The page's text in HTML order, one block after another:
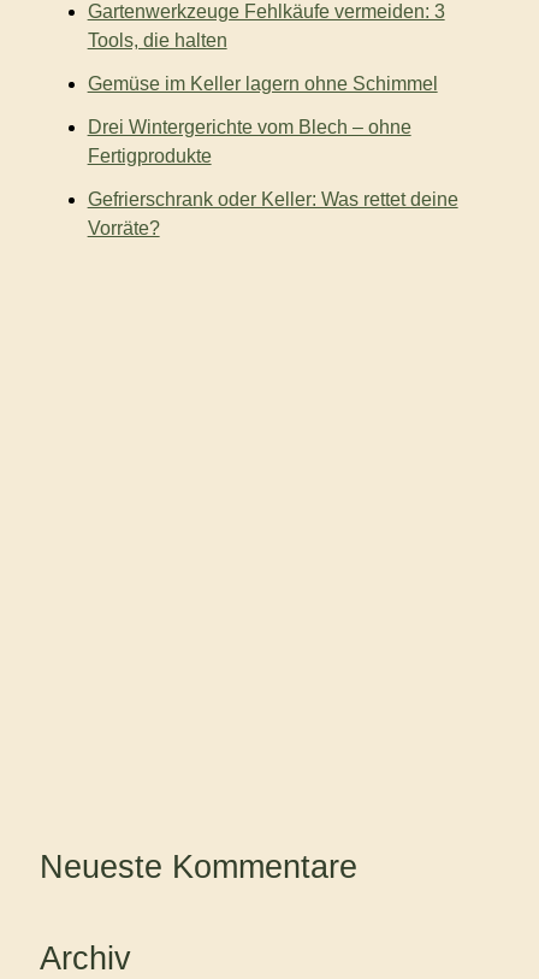
Gartenwerkzeuge Fehlkäufe vermeiden: 3
Tools, die halten
Gemüse im Keller lagern ohne Schimmel
Drei Wintergerichte vom Blech – ohne
Fertigprodukte
Gefrierschrank oder Keller: Was rettet deine
Vorräte?
Neueste Kommentare
Archiv